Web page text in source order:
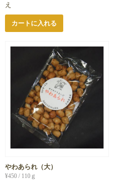
え
カートに入れる
やわあられ（大）
¥450 / 110ｇ